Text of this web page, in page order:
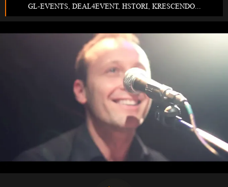
GL-EVENTS, DEAL4EVENT, HSTORI, KRESCENDO...